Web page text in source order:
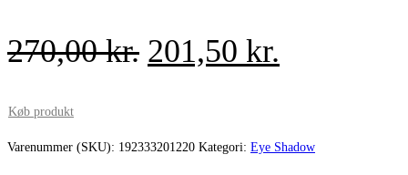
270,00kr. Den
var:
201,50 kr.
er:
Køb produkt
Varenummer (SKU): 192333201220 Kategori: Eye Shadow